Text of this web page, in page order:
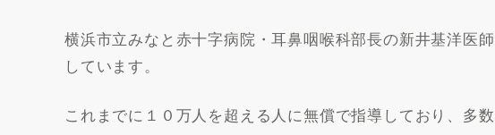
横浜市立みなと赤十字病院・耳鼻咽喉科部長の新井基洋医
しています。
これまでに１０万人を超える人に無償で指導しており、多